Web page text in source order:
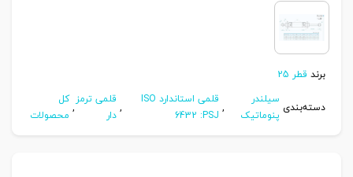
برند قطر 25
دسته‌بندی سیلندر
پنوماتیک
,
قلمی استاندارد ISO
6432 :PSJ
, قلمی ترمز
دار
, کل
محصولات